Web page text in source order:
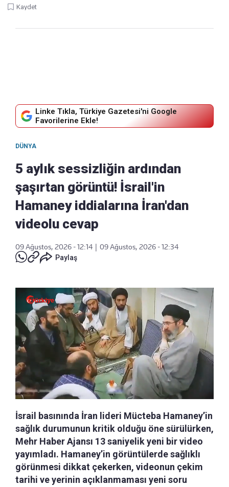
Kaydet
Linke Tıkla, Türkiye Gazetesi'ni Google
Favorilerine Ekle!
DÜNYA
5 aylık sessizliğin ardından
şaşırtan görüntü! İsrail'in
Hamaney iddialarına İran'dan
videolu cevap
09 Ağustos, 2026 - 12:14 | 09 Ağustos, 2026 - 12:34
Paylaş
İsrail basınında İran lideri Mücteba Hamaney’in
sağlık durumunun kritik olduğu öne sürülürken,
Mehr Haber Ajansı 13 saniyelik yeni bir video
yayımladı. Hamaney’in görüntülerde sağlıklı
görünmesi dikkat çekerken, videonun çekim
tarihi ve yerinin açıklanmaması yeni soru